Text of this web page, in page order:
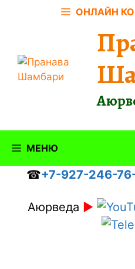
ОНЛАЙН
МЕНЮ
☎+7-927-246-
Аюрведа ►